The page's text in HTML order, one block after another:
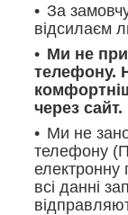
За
відсилаєм
Ми не
телефону.
через сайт.
Ми не
телефону
всі данні